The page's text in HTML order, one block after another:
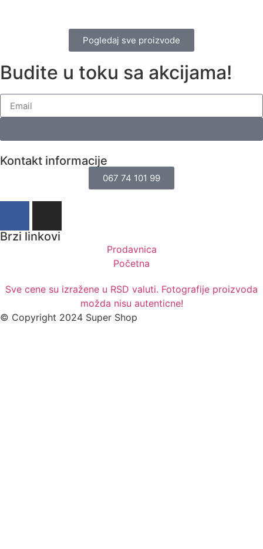
Pogledaj sve proizvode
Budite u toku sa akcijama!
Kontakt informacije
067 74 101 99
Brzi linkovi
Prodavnica
Početna
Sve cene su izražene u RSD valuti. Fotografije proizvoda
možda nisu autenticne!
© Copyright 2024 Super Shop